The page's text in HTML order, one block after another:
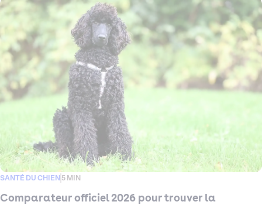
2026 sur toutes les offres d'assurance santé disponibles pour votre
Berger Allemand, pour vous aider à trouver celle qui lui correspond
vraiment. Garanties, tarifs, exclusions : on décrypte tout, sans jargon,
pour que vous puissiez choisir sereinement.
SANTÉ DU CHIEN 5 MIN
Comparateur officiel 2026 pour trouver la